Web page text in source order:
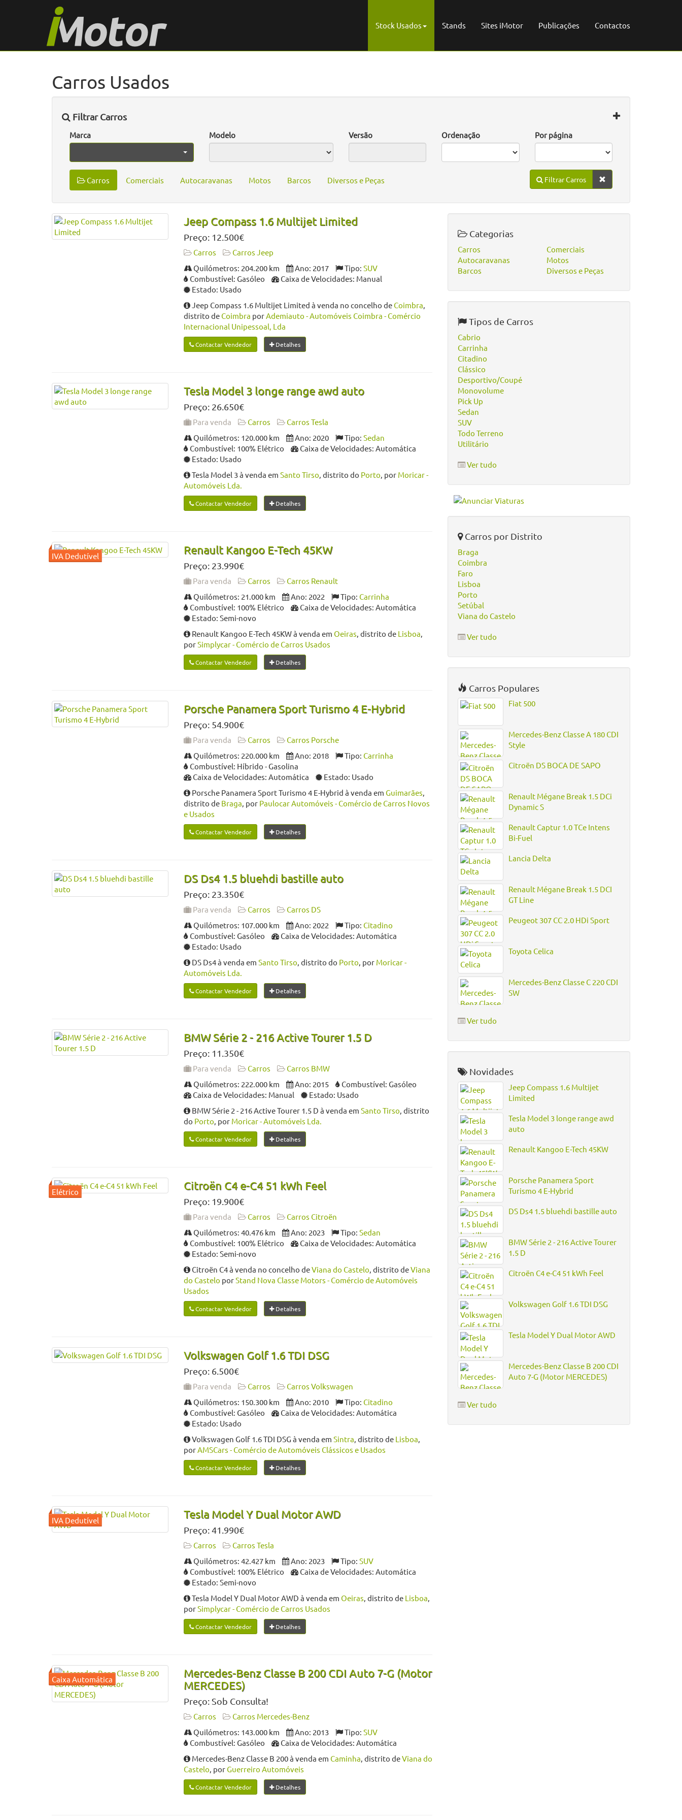
Stock Usados Stands Sites iMotor Publicações Contactos
Carros Usados
Filtrar Carros
Marca Modelo Versão Ordenação Por página
Carros Comerciais Autocaravanas Motos Barcos Diversos e Peças Filtrar Carros
Jeep Compass 1.6 Multijet Limited
Preço: 12.500€
Carros
Carros Jeep
Quilómetros: 204.200 km
Ano: 2017 Tipo: SUV
Combustível: Gasóleo
Caixa de Velocidades: Manual
Estado: Usado
Jeep Compass 1.6 Multijet Limited à venda no concelho deCoimbra,
distrito deCoimbra porAdemiauto - Automóveis Coimbra - Comércio
Internacional Unipessoal, Lda
Contactar Vendedor Detalhes
Tesla Model 3 longe range awd auto
Preço: 26.650€
Para venda Carros
Carros Tesla
Quilómetros: 120.000 km
Ano: 2020 Tipo: Sedan
Combustível: 100% Elétrico
Caixa de Velocidades: Automática
Estado: Usado
Tesla Model 3 à venda em Santo Tirso, distrito do Porto, por Moricar -
Automóveis Lda.
Contactar Vendedor Detalhes
Renault Kangoo E-Tech 45KW
Preço: 23.990€
Para venda Carros
Carros Renault
Quilómetros: 21.000 km
Ano: 2022 Tipo: Carrinha
Combustível: 100% Elétrico
Caixa de Velocidades: Automática
Estado: Semi-novo
Renault Kangoo E-Tech 45KW à venda em Oeiras, distrito de Lisboa,
porSimplycar - Comércio de Carros Usados
Contactar Vendedor Detalhes
Porsche Panamera Sport Turismo 4 E-Hybrid
Preço: 54.900€
Para venda Carros
Carros Porsche
Quilómetros: 220.000 km
Ano: 2018 Tipo: Carrinha
Combustível: Híbrido - Gasolina
Caixa de Velocidades: Automática
Estado: Usado
Porsche Panamera Sport Turismo 4 E-Hybrid à venda em Guimarães,
distrito de Braga, por Paulocar Automóveis - Comércio de Carros Novos
e Usados
Contactar Vendedor Detalhes
DS Ds4 1.5 bluehdi bastille auto
Preço: 23.350€
Para venda Carros
Carros DS
Quilómetros: 107.000 km
Ano: 2022 Tipo: Citadino
Combustível: Gasóleo
Caixa de Velocidades: Automática
Estado: Usado
DS Ds4 à venda em Santo Tirso, distrito do Porto, por Moricar -
Automóveis Lda.
Contactar Vendedor Detalhes
BMW Série 2 - 216 Active Tourer 1.5 D
Preço: 11.350€
Para venda Carros
Carros BMW
Quilómetros: 222.000 km
Ano: 2015
Combustível: Gasóleo
Caixa de Velocidades: Manual
Estado: Usado
BMW Série 2 - 216 Active Tourer 1.5 D à venda em Santo Tirso, distrito
do Porto, por Moricar - Automóveis Lda.
Contactar Vendedor Detalhes
Citroën C4 e-C4 51 kWh Feel
Preço: 19.900€
Para venda Carros
Carros Citroën
Quilómetros: 40.476 km
Ano: 2023 Tipo: Sedan
Combustível: 100% Elétrico
Caixa de Velocidades: Automática
Estado: Semi-novo
Citroën C4 à venda no concelho deViana do Castelo, distrito deViana
do Castelo porStand Nova Classe Motors - Comércio de Automóveis
Usados
Contactar Vendedor Detalhes
Volkswagen Golf 1.6 TDI DSG
Preço: 6.500€
Para venda Carros
Carros Volkswagen
Quilómetros: 150.300 km
Ano: 2010 Tipo: Citadino
Combustível: Gasóleo
Caixa de Velocidades: Automática
Estado: Usado
Volkswagen Golf 1.6 TDI DSG à venda em Sintra, distrito de Lisboa,
porAMSCars - Comércio de Automóveis Clássicos e Usados
Contactar Vendedor Detalhes
Tesla Model Y Dual Motor AWD
Preço: 41.990€
Carros
Carros Tesla
Quilómetros: 42.427 km
Ano: 2023 Tipo: SUV
Combustível: 100% Elétrico
Caixa de Velocidades: Automática
Estado: Semi-novo
Tesla Model Y Dual Motor AWD à venda em Oeiras, distrito de Lisboa,
porSimplycar - Comércio de Carros Usados
Contactar Vendedor Detalhes
Mercedes-Benz Classe B 200 CDI Auto 7-G (Motor
MERCEDES)
Preço: Sob Consulta!
Carros
Carros Mercedes-Benz
Quilómetros: 143.000 km
Ano: 2013 Tipo: SUV
Combustível: Gasóleo
Caixa de Velocidades: Automática
Mercedes-Benz Classe B 200 à venda em Caminha, distrito deViana do
Castelo, porGuerreiro Automóveis
Contactar Vendedor Detalhes
Categorias
Carros
Autocaravanas
Barcos
Comerciais
Motos
Diversos e Peças
Tipos de Carros
Cabrio
Carrinha
Citadino
Clássico
Desportivo/Coupé
Monovolume
Pick Up
Sedan
SUV
Todo Terreno
Utilitário
Ver tudo
Carros por Distrito
Braga
Coimbra
Faro
Lisboa
Porto
Setúbal
Viana do Castelo
Ver tudo
Carros Populares
Fiat 500
Mercedes-Benz Classe A 180 CDI
Style
Citroën DS BOCA DE SAPO
Renault Mégane Break 1.5 DCi
Dynamic S
Renault Captur 1.0 TCe Intens
Bi-Fuel
Lancia Delta
Renault Mégane Break 1.5 DCI
GT Line
Peugeot 307 CC 2.0 HDi Sport
Toyota Celica
Mercedes-Benz Classe C 220 CDI
SW
Ver tudo
Novidades
Jeep Compass 1.6 Multijet
Limited
Tesla Model 3 longe range awd
auto
Renault Kangoo E-Tech 45KW
Porsche Panamera Sport
Turismo 4 E-Hybrid
DS Ds4 1.5 bluehdi bastille auto
BMW Série 2 - 216 Active Tourer
1.5 D
Citroën C4 e-C4 51 kWh Feel
Volkswagen Golf 1.6 TDI DSG
Tesla Model Y Dual Motor AWD
Mercedes-Benz Classe B 200 CDI
Auto 7-G (Motor MERCEDES)
Ver tudo